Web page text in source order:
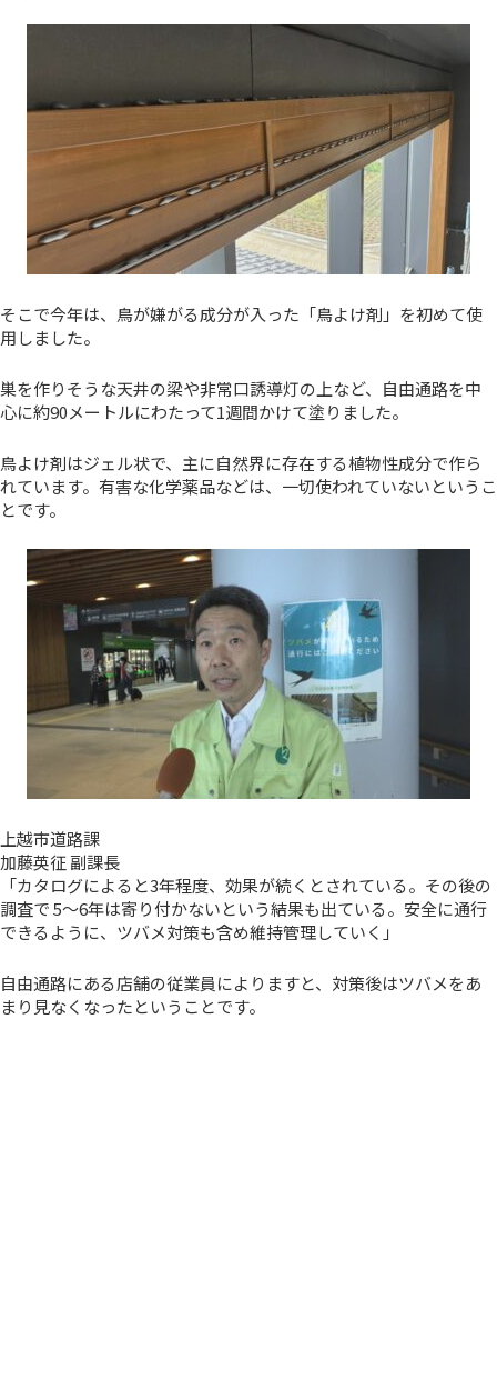
そこで今年は、鳥が嫌がる成分が入った「鳥よけ剤」を初めて使
用しました。
巣を作りそうな天井の梁や非常口誘導灯の上など、自由通路を中
心に約90メートルにわたって1週間かけて塗りました。
鳥よけ剤はジェル状で、主に自然界に存在する植物性成分で作ら
れています。有害な化学薬品などは、一切使われていないというこ
とです。
上越市道路課
加藤英征 副課長
「カタログによると3年程度、効果が続くとされている。その後の
調査で 5～6年は寄り付かないという結果も出ている。安全に通行
できるように、ツバメ対策も含め維持管理していく」
自由通路にある店舗の従業員によりますと、対策後はツバメをあ
まり見なくなったということです。